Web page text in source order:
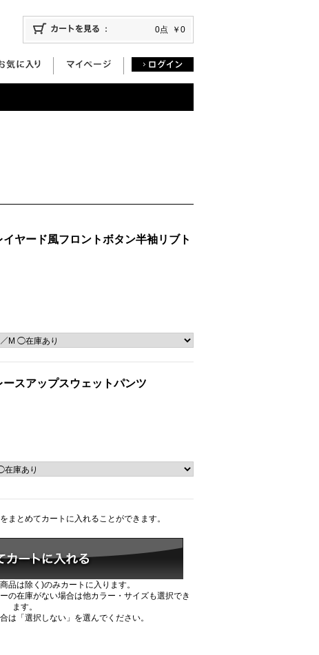
0点 ￥0
イヤード風フロントボタン半袖リブト
ースアップスウェットパンツ
まとめてカートに入れることができます。
品は除く)のみカートに入ります。
の在庫がない場合は他カラー・サイズも選択でき
ます。
は「選択しない」を選んでください。